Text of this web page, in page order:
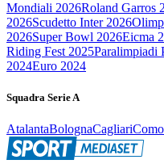
Mondiali 2026Roland Garros
2026Scudetto Inter 2026
2026Super Bowl 2026Eicma
Riding Fest 2025Paralimpiadi
2024Euro 2024
Squadra Serie A
AtalantaBolognaCagliariComo